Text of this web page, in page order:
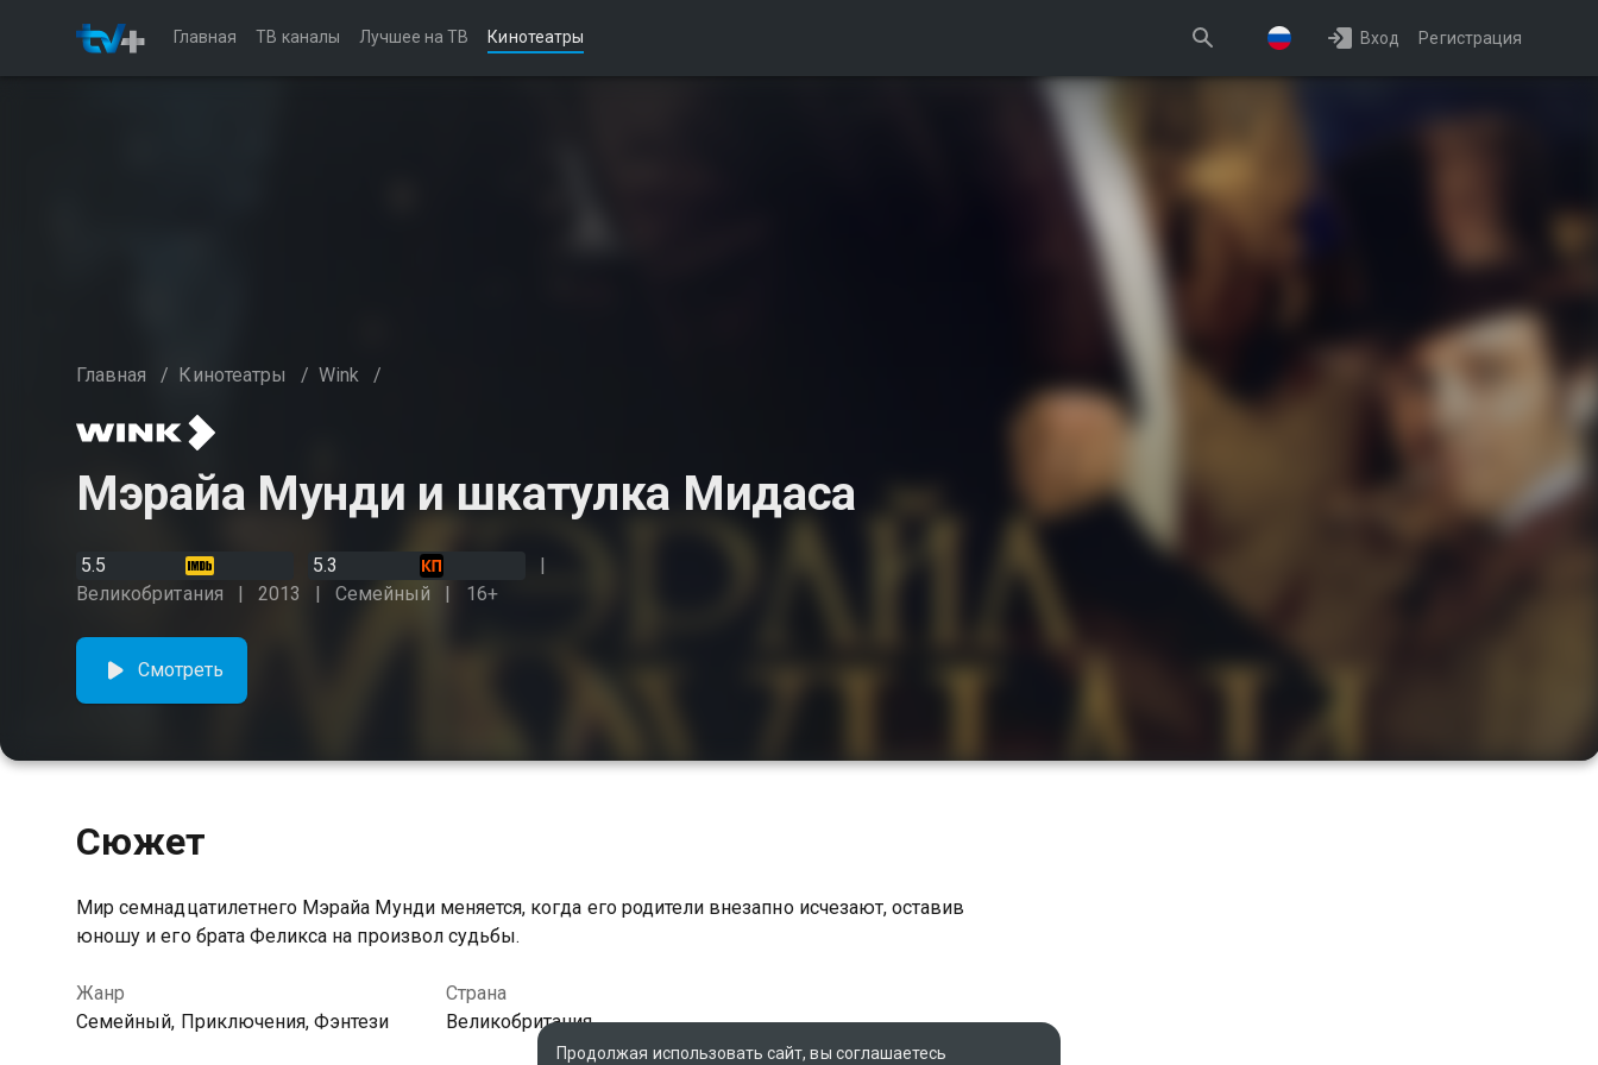
Главная ТВ каналы Лучшее на ТВ Кинотеатры Вход Регистрация
Главная / Кинотеатры / Wink /
Мэрайа Мунди и шкатулка Мидаса
5.5
5.3
Великобритания
2013 Семейный 16+
Смотреть
Сюжет
Мир семнадцатилетнего Мэрайа Мунди меняется, когда его родители внезапно исчезают, оставив
юношу и его брата Феликса на произвол судьбы.
Жанр
Семейный, Приключения, Фэнтези
Страна
Великобритания
Продолжая использовать сайт, вы соглашаетесь